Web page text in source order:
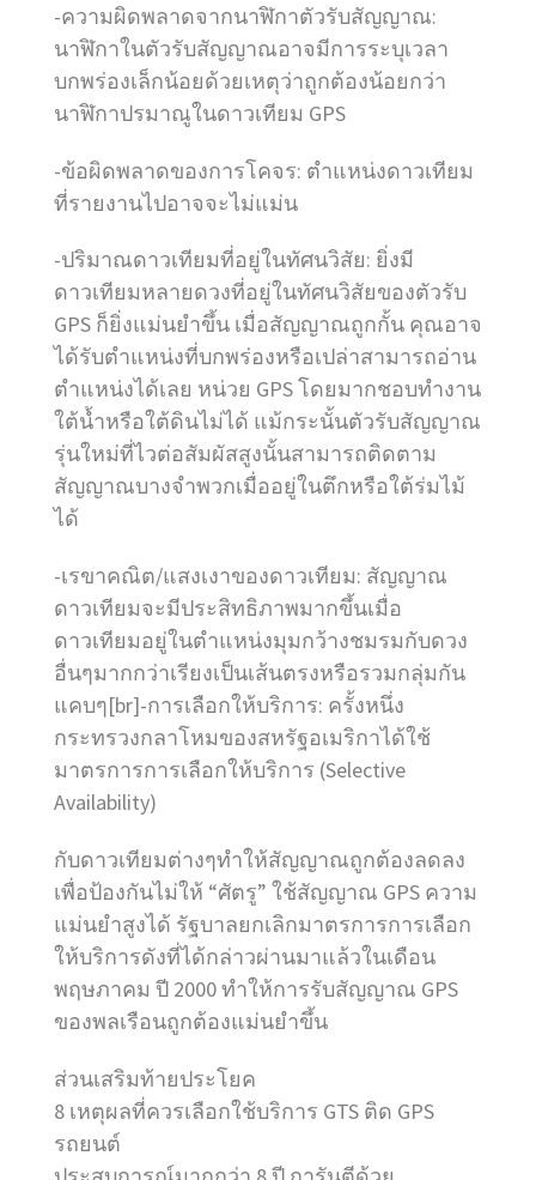
-ความผิดพลาดจากนาฬิกาตัวรับสัญญาณ:
นาฬิกาในตัวรับสัญญาณอาจมีการระบุเวลา
บกพร่องเล็กน้อยด้วยเหตุว่าถูกต้องน้อยกว่า
นาฬิกาปรมาณูในดาวเทียม GPS
-ข้อผิดพลาดของการโคจร: ตำแหน่งดาวเทียม
ที่รายงานไปอาจจะไม่แม่น
-ปริมาณดาวเทียมที่อยู่ในทัศนวิสัย: ยิ่งมี
ดาวเทียมหลายดวงที่อยู่ในทัศนวิสัยของตัวรับ
GPS ก็ยิ่งแม่นยำขึ้น เมื่อสัญญาณถูกกั้น คุณอาจ
ได้รับตำแหน่งที่บกพร่องหรือเปล่าสามารถอ่าน
ตำแหน่งได้เลย หน่วย GPS โดยมากชอบทำงาน
ใต้น้ำหรือใต้ดินไม่ได้ แม้กระนั้นตัวรับสัญญาณ
รุ่นใหม่ที่ไวต่อสัมผัสสูงนั้นสามารถติดตาม
สัญญาณบางจำพวกเมื่ออยู่ในตึกหรือใต้ร่มไม้
ได้
-เรขาคณิต/แสงเงาของดาวเทียม: สัญญาณ
ดาวเทียมจะมีประสิทธิภาพมากขึ้นเมื่อ
ดาวเทียมอยู่ในตำแหน่งมุมกว้างชมรมกับดวง
อื่นๆมากกว่าเรียงเป็นเส้นตรงหรือรวมกลุ่มกัน
แคบๆ[br]-การเลือกให้บริการ: ครั้งหนึ่ง
กระทรวงกลาโหมของสหรัฐอเมริกาได้ใช้
มาตรการการเลือกให้บริการ (Selective
Availability)
กับดาวเทียมต่างๆทำให้สัญญาณถูกต้องลดลง
เพื่อป้องกันไม่ให้ “ศัตรู” ใช้สัญญาณ GPS ความ
แม่นยำสูงได้ รัฐบาลยกเลิกมาตรการการเลือก
ให้บริการดังที่ได้กล่าวผ่านมาแล้วในเดือน
พฤษภาคม ปี 2000 ทำให้การรับสัญญาณ GPS
ของพลเรือนถูกต้องแม่นยำขึ้น
ส่วนเสริมท้ายประโยค
8 เหตุผลที่ควรเลือกใช้บริการ GTS​ ติด GPS
รถยนต์